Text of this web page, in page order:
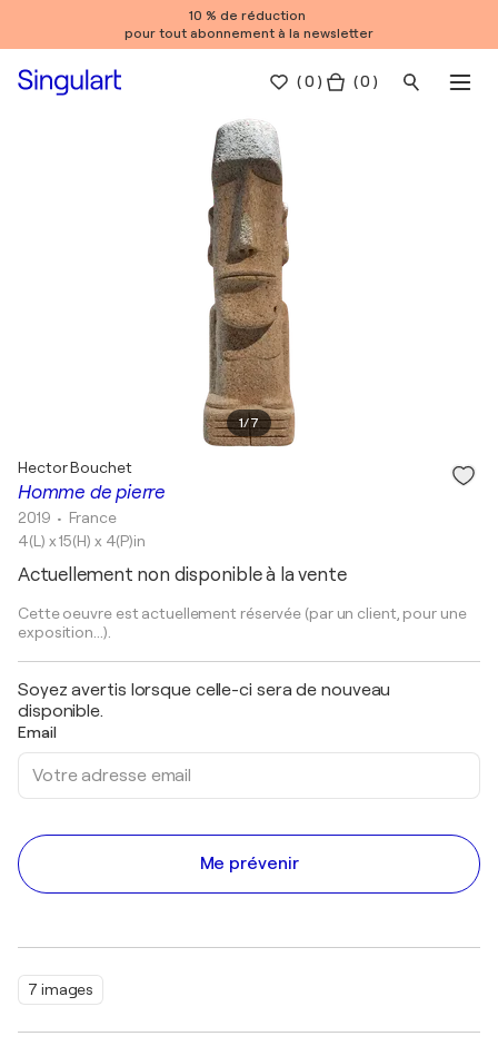
10 % de réduction
pour tout abonnement à la newsletter
(0 ) ( 0 )
1/7
7 images
Homme de pierre
Hector Bouchet
2019 • France
4(L) x 15(H) x 4(P)in
Actuellement non disponible à la vente
Cette oeuvre est actuellement réservée (par un client, pour une
exposition...).
Soyez avertis lorsque celle-ci sera de nouveau
disponible.
Email
Me prévenir